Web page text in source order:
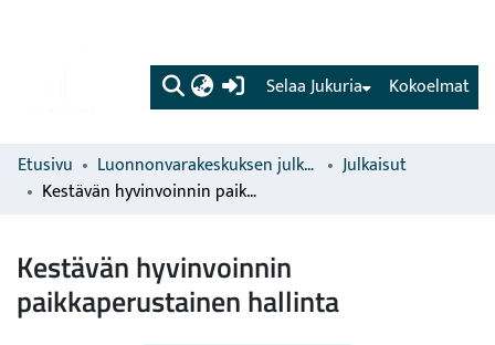
(current) Kokoelmat
Selaa Jukuria
Etusivu Luonnonvarakeskuksen julkaisut
Julkaisut
Kestävän hyvinvoinnin paikkaperustainen hallinta
Kestävän hyvinvoinnin
paikkaperustainen hallinta